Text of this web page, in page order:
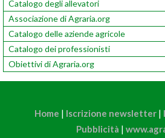
Catalogo degli allevatori
Associazione di Agraria.org
Catalogo delle aziende agricole
Catalogo dei professionisti
Obiettivi di Agraria.org
Home | Iscrizione newsletter|
Pubblicità |